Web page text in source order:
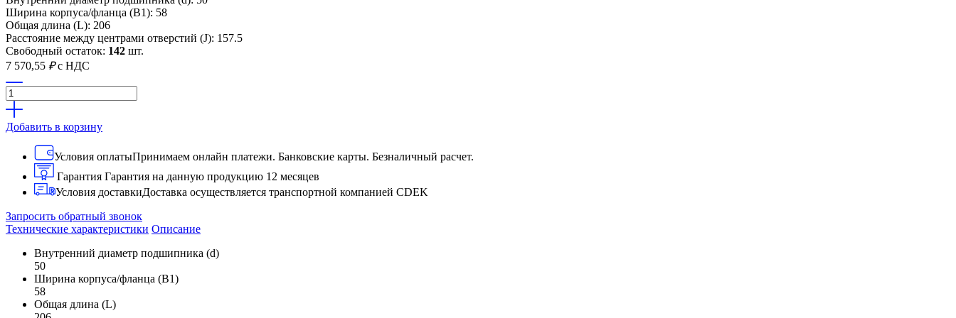
Ширина корпуса/фланца (B1): 58
Общая длина (L): 206
Расстояние между центрами отверстий (J): 157.5
Свободный остаток: 142 шт.
7 570,55 ₽ с НДС
Добавить в корзину
Условия оплатыПринимаем онлайн платежи. Банковские карты. Безналичный расчет.
Гарантия Гарантия на данную продукцию 12 месяцев
Условия доставкиДоставка осуществляется транспортной компанией CDEK
Запросить обратный звонок
Технические характеристики Описание
Внутренний диаметр подшипника (d)
50
Ширина корпуса/фланца (B1)
58
Общая длина (L)